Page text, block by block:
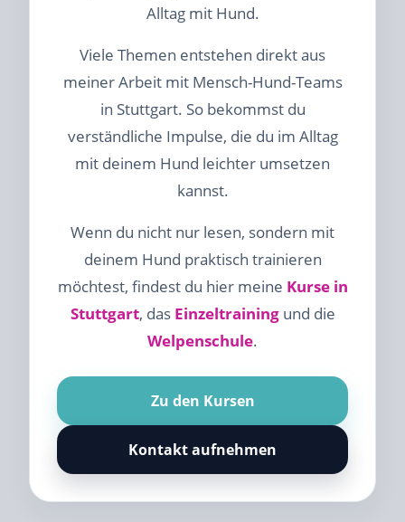
Alltag mit Hund.
Viele Themen entstehen direkt aus
meiner Arbeit mit Mensch-Hund-Teams
in Stuttgart. So bekommst du
verständliche Impulse, die du im Alltag
mit deinem Hund leichter umsetzen
kannst.
Wenn du nicht nur lesen, sondern mit
deinem Hund praktisch trainieren
möchtest, findest du hier meine Kurse in
Stuttgart, das Einzeltrainingund die
Welpenschule.
Zu den Kursen
Kontakt aufnehmen